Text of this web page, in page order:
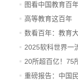
图看中国教育百
高等教育这百年
数看百年：教育
2025软科世界一
14...
20所超百亿！75
决算
重磅报告：中国